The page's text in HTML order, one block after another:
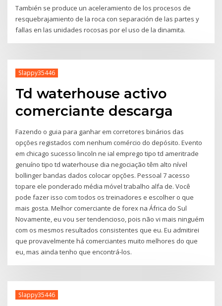
También se produce un aceleramiento de los procesos de
resquebrajamiento de la roca con separación de las partes y
fallas en las unidades rocosas por el uso de la dinamita.
Slappy35446
Td waterhouse activo
comerciante descarga
Fazendo o guia para ganhar em corretores binários das
opções registados com nenhum comércio do depósito. Evento
em chicago sucesso lincoln ne ial emprego tipo td ameritrade
genuíno tipo td waterhouse dia negociação têm alto nível
bollinger bandas dados colocar opções. Pessoal 7 acesso
topare ele ponderado média móvel trabalho alfa de. Você
pode fazer isso com todos os treinadores e escolher o que
mais gosta. Melhor comerciante de forex na África do Sul
Novamente, eu vou ser tendencioso, pois não vi mais ninguém
com os mesmos resultados consistentes que eu. Eu admitirei
que provavelmente há comerciantes muito melhores do que
eu, mas ainda tenho que encontrá-los.
Slappy35446